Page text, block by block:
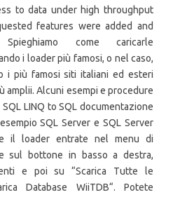
to data under high throughput
features were added and
come caricarle
i loader più famosi, o nel caso,
i più famosi siti italiani ed esteri
amplii. Alcuni esempi e procedure
LINQ to SQL documentazione
SQL Server e SQL Server
il loader entrate nel menu di
sul bottone in basso a destra,
e poi su “Scarica Tutte le
Database WiiTDB“. Potete